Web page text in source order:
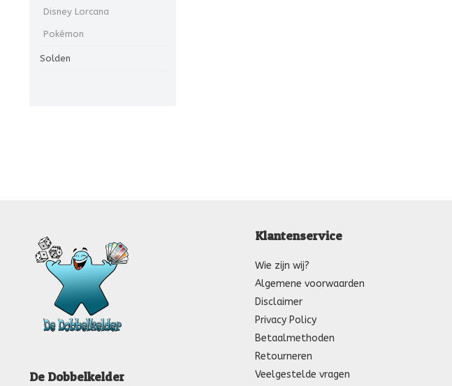
Disney Lorcana
Pokémon
Solden
De Dobbelkelder
Klantenservice
Wie zijn wij?
Algemene voorwaarden
Disclaimer
Privacy Policy
Betaalmethoden
Retourneren
Veelgestelde vragen